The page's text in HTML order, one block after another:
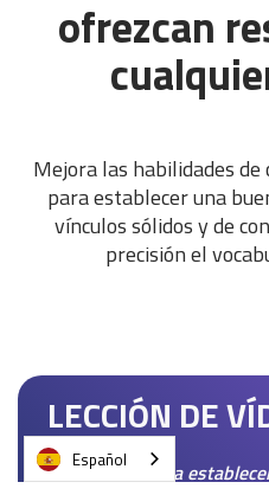
ofrezcan
Mejora las habilidades de
para establecer una
vínculos sólidos y de
precisión el
LECCIÓN DE
Estrategias para
Español